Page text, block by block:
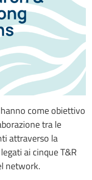
come obiettivo
tra le
attraverso la
ai cinque T&R
network.